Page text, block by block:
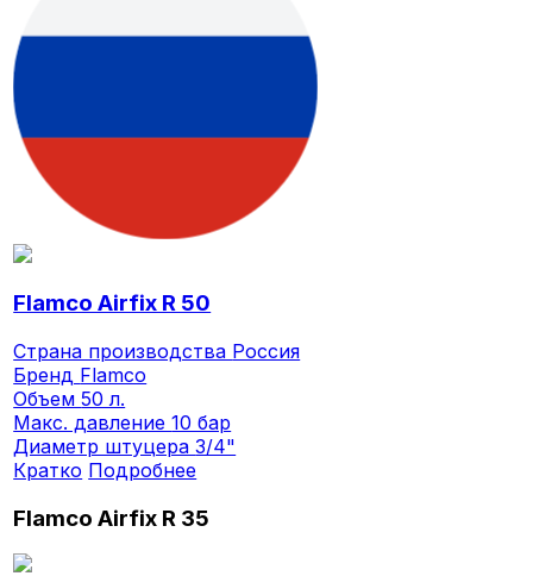
Flamco Airfix R 50
Страна производства Россия
Бренд Flamco
Объем50 л.
Макс. давление10 бар
Диаметр штуцера3/4"
Кратко Подробнее
Flamco Airfix R 35